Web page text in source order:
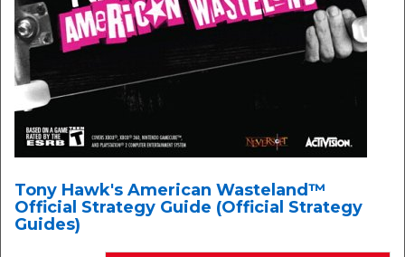
Tony Hawk's American Wasteland™
Official Strategy Guide (Official Strategy
Guides)